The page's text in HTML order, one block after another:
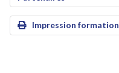
Impression formation